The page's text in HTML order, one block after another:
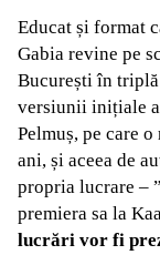
Educat și format
Gabia revine pe
București în triplă
versiunii inițiale a
Pelmuș, pe care
ani, și aceea de
propria lucrare –
premiera sa la
lucrări vor fi